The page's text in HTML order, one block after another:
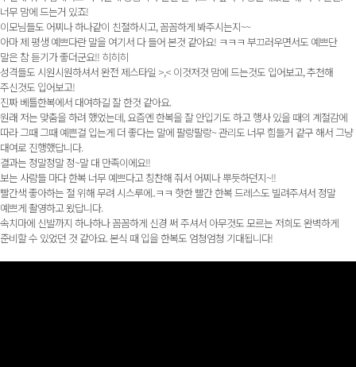
너무 맘에 드는거 있죠!
이모님들도 어찌나 하나같이 친절하시고, 꼼꼼하게 봐주시는지~~
아마 제 평생 예쁘다란 말을 여기서 다 들어 본것 같아요! ㅋㅋㅋ 부끄러우면서도 예쁘단
말은 참 듣기가 좋더군요!! 히히히
성격들도 시원시원하셔서 완전 제스타일 >,< 이것저것 맘에 드는것도 입어보고, 추천해
주신것도 입어보고!
진짜 베틀한복에서 대여하길 잘 한것 같아요.
원래 저는 맞춤을 하려 했었는데, 요즘엔 한복을 잘 안입기도 하고 행사 있을 때의 계절감에
따라 그때 그때 예쁜걸 입는게 더 좋다는 말에 팔랑팔랑~ 관리도 너무 힘들거 같구 해서 그냥
대여로 진행했답니다.
결과는 정말정말 정~말 대 만족이에요!!
보는 사람들 마다 한복 너무 예쁘다고 칭찬해 줘서 어찌나 뿌듯하던지~!!
빨간색 좋아하는 절 위해 무려 시스루에..ㅋㅋ 핫한 빨간 한복 드레스도 빌려주셔서 정말
예쁘게 촬영하고 왔답니다.
속치마에 신발까지 하나하나 꼼꼼하게 신경 써 주셔서 아무것도 모르는 저희도 완벽하게
준비할 수 있었던 것 같아요. 본식 때 입을 한복도 엄청엄청 기대됩니다!